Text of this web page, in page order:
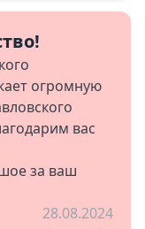
огромную
вас
за ваш
28.08.2024